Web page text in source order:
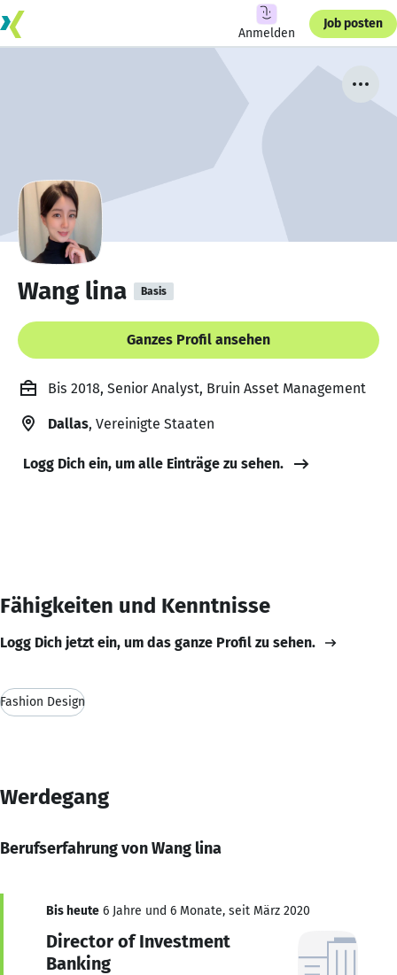
Anmelden
Job posten
Wang lina Basis
Ganzes Profil ansehen
Bis 2018, Senior Analyst, Bruin Asset Management
Dallas, Vereinigte Staaten
Logg Dich ein, um alle Einträge zu sehen.
Fähigkeiten und Kenntnisse
Logg Dich jetzt ein, um das ganze Profil zu sehen.
Fashion Design
Werdegang
Berufserfahrung von Wang lina
Bis heute 6 Jahre und 6 Monate, seit März 2020
Director of Investment
Banking